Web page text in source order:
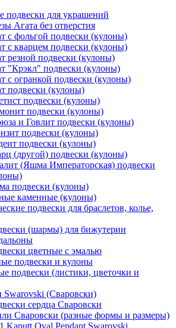
подвески для украшений
Агата без отверстия
с фольгой подвески (кулоны)
с кварцем подвески (кулоны)
резной подвески (кулоны)
"Крэкл" подвески (кулоны)
с огранкой подвески (кулоны)
подвески (кулоны)
подвески (кулоны)
подвески (кулоны)
и Говлит подвески (кулоны)
подвески (кулоны)
подвески (кулоны)
(другой) подвески (кулоны)
(Яшма Императорская) подвески
подвески (кулоны)
каменные (кулоны)
подвески для браслетов, колье,
(шармы) для бижутерии
цветные с эмалью
подвески и кулоны
подвески (листики, цветочки и
Swarovski (Сваровски)
сердца Сваровски
Сваровски (разные формы и размеры)